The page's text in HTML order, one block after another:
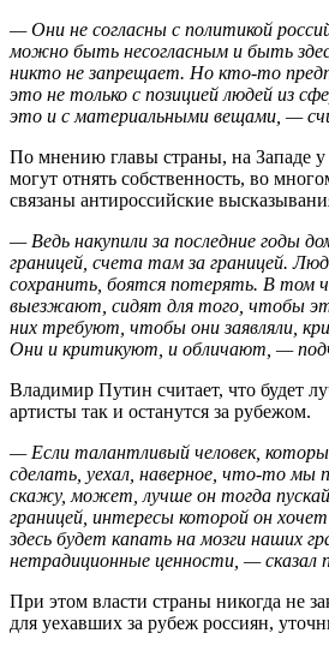
— Они не согласны с политикой
можно быть несогласным и быть
никто не запрещает. Но кто-то
это не только с позицией людей из
это и с материальными вещами, —
По мнению главы страны, на Западе у
могут отнять собственность, во
связаны антироссийские
— Ведь накупили за последние годы
границей, счета там за границей.
сохранить, боятся потерять. В том
выезжают, сидят для того, чтобы
них требуют, чтобы они заявляли,
Они и критикуют, и обличают, —
Владимир Путин считает, что будет
артисты так и останутся за рубежом.
— Если талантливый человек,
сделать, уехал, наверное, что-то мы
скажу, может, лучше он тогда
границей, интересы которой он
здесь будет капать на мозги наших
нетрадиционные ценности, — сказал
При этом власти страны никогда не
для уехавших за рубеж россиян,